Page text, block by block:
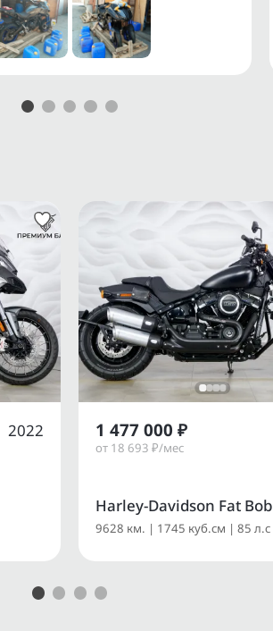
2022
Harley-Davidson Fat Bob
9628 км. | 1745 куб.см | 85 л.с
1 477 000 ₽
от 18 693 ₽/мес